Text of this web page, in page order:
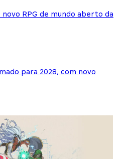
novo RPG de mundo aberto da
para 2028, com novo